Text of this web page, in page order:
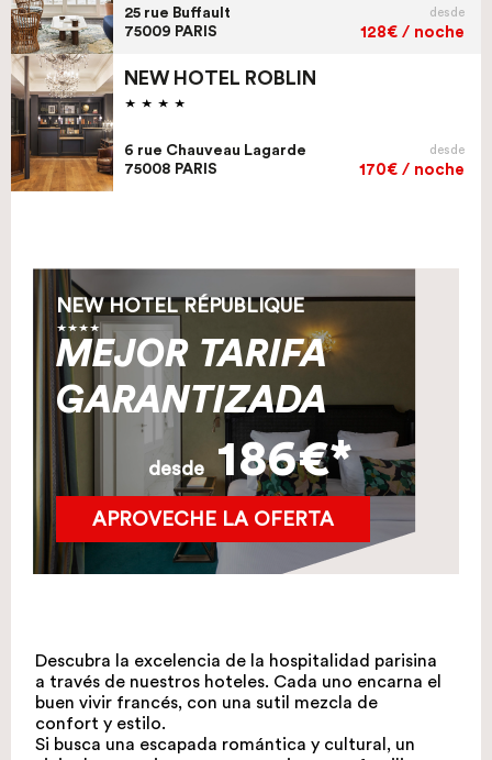
25 rue Buffault
75009 PARIS
desde
128€ / noche
NEW HOTEL ROBLIN
6 rue Chauveau Lagarde
75008 PARIS
desde
170€ / noche
NEW HOTEL RÉPUBLIQUE
MEJOR TARIFA
GARANTIZADA
desde 186€*
APROVECHE LA OFERTA
Descubra la excelencia de la hospitalidad parisina
a través de nuestros hoteles. Cada uno encarna el
buen vivir francés, con una sutil mezcla de
confort y estilo.
Si busca una escapada romántica y cultural, un